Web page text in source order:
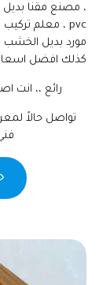
، مصنع مقنا
مورد بديل الخشب
كذلك افضل
رائع ،، انت
تواصل حالاً